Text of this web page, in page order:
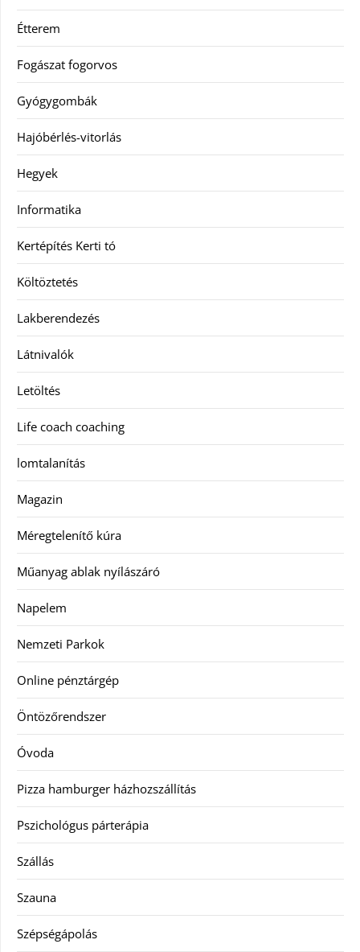
Étterem
Fogászat fogorvos
Gyógygombák
Hajóbérlés-vitorlás
Hegyek
Informatika
Kertépítés Kerti tó
Költöztetés
Lakberendezés
Látnivalók
Letöltés
Life coach coaching
lomtalanítás
Magazin
Méregtelenítő kúra
Műanyag ablak nyílászáró
Napelem
Nemzeti Parkok
Online pénztárgép
Öntözőrendszer
Óvoda
Pizza hamburger házhozszállítás
Pszichológus párterápia
Szállás
Szauna
Szépségápolás